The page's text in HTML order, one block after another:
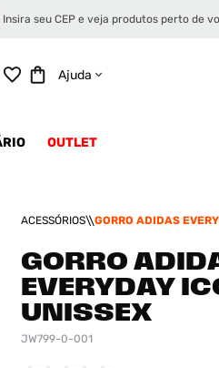
Insira seu CEP e veja produtos perto de
Ajuda
OUTLET
ACESSÓRIOS GORRO ADIDAS
GORRO
EVERYDAY
UNISSEX
JW799-0-001